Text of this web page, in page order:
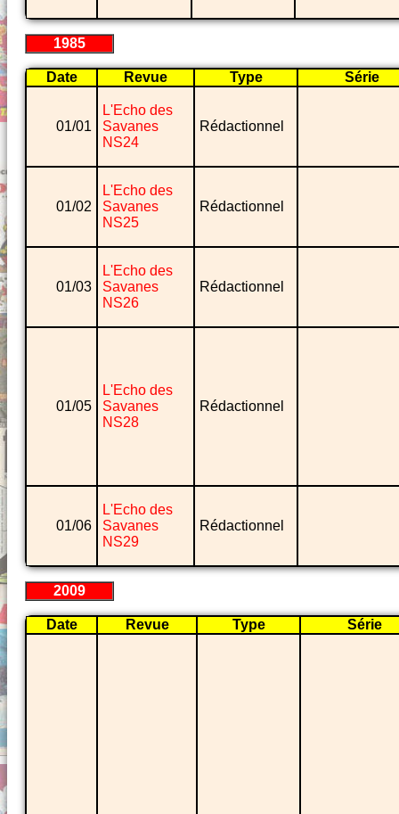
1985
Date Revue Type Série
01/01
L'Echo des
Savanes
NS24
Rédactionnel
01/02
L'Echo des
Savanes
NS25
Rédactionnel
01/03
L'Echo des
Savanes
NS26
Rédactionnel
01/05
L'Echo des
Savanes
NS28
Rédactionnel
01/06
L'Echo des
Savanes
NS29
Rédactionnel
2009
Date Revue Type Série